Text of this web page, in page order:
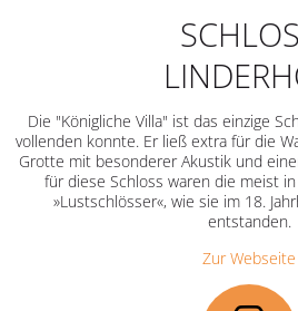
Die "Königliche Villa" ist das einzige
vollenden konnte. Er ließ extra für die
Grotte mit besonderer Akustik und
für diese Schloss waren die meist
»Lustschlösser«, wie sie im 18.
entstanden.
Zur Webseite